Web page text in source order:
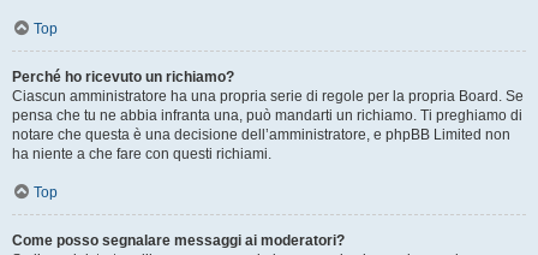
Top
Perché ho ricevuto un richiamo?
Ciascun amministratore ha una propria serie di regole per la propria Board. Se
pensa che tu ne abbia infranta una, può mandarti un richiamo. Ti preghiamo di
notare che questa è una decisione dell’amministratore, e phpBB Limited non
ha niente a che fare con questi richiami.
Top
Come posso segnalare messaggi ai moderatori?